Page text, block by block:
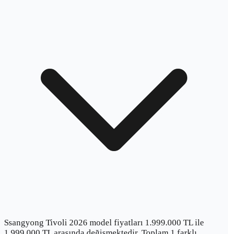
Ssangyong Tivoli 2026 model fiyatları 1.999.000 TL ile